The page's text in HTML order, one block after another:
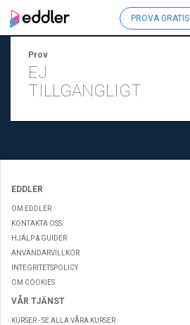
PROVA GRATIS
Prov
EJ
TILLGÄNGLIGT
EDDLER
OM EDDLER
KONTAKTA OSS
HJÄLP & GUIDER
ANVÄNDARVILLKOR
INTEGRITETSPOLICY
OM COOKIES
VÅR TJÄNST
KURSER - SE ALLA VÅRA KURSER